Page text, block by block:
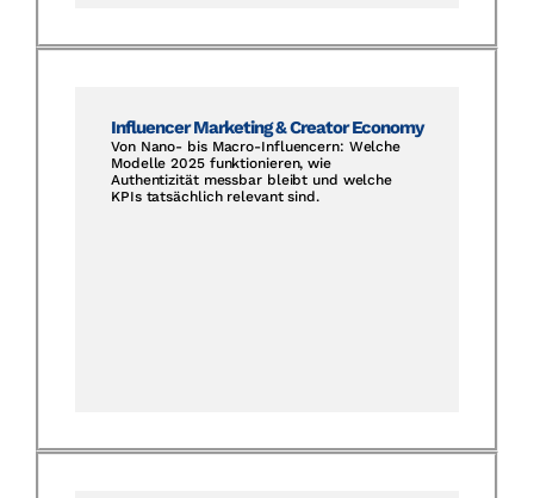
Influencer Marketing & Creator Economy
Von Nano- bis Macro-Influencern: Welche
Modelle 2025 funktionieren, wie
Authentizität messbar bleibt und welche
KPIs tatsächlich relevant sind.